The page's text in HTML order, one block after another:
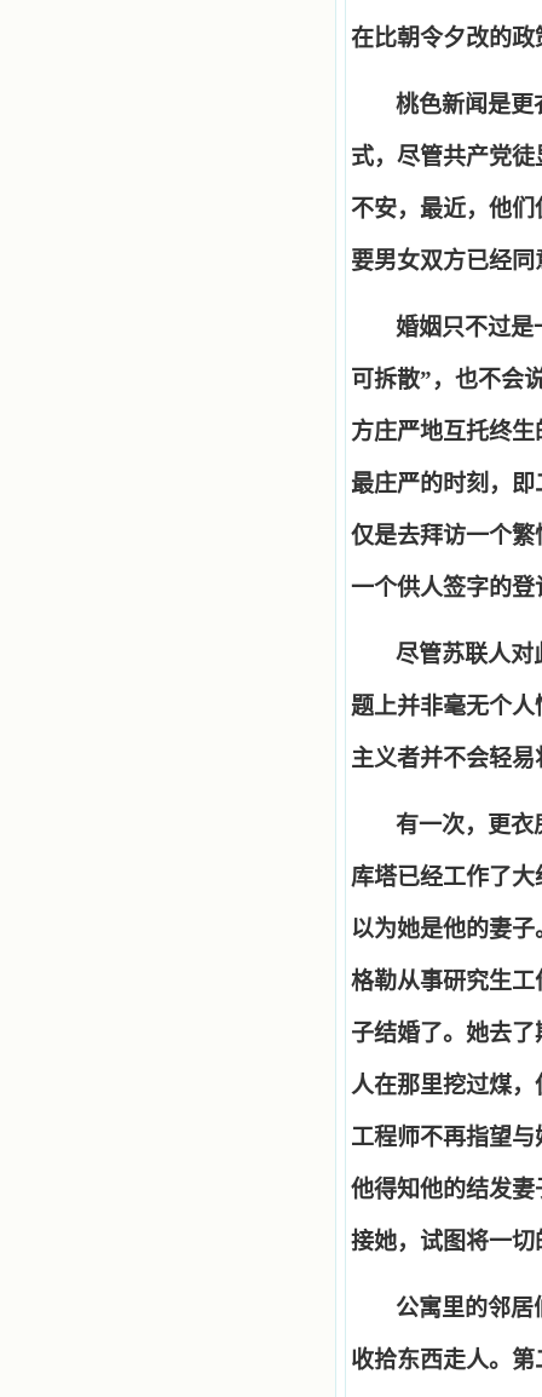
在比朝令夕改的
桃色新闻是更
式，尽管共产党
不安，最近，他
要男女双方已经
婚姻只不过是
可拆散”，也不会
方庄严地互托终
最庄严的时刻，
仅是去拜访一个
一个供人签字的
尽管苏联人对
题上并非毫无个
主义者并不会轻
有一次，更衣
库塔已经工作了
以为她是他的妻
格勒从事研究生
子结婚了。她去
人在那里挖过煤
工程师不再指望
他得知他的结发
接她，试图将一
公寓里的邻居
收拾东西走人。